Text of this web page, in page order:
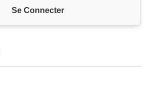
Se Connecter